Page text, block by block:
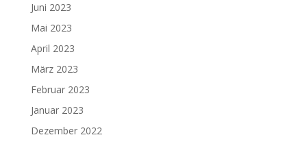
Juni 2023
Mai 2023
April 2023
März 2023
Februar 2023
Januar 2023
Dezember 2022